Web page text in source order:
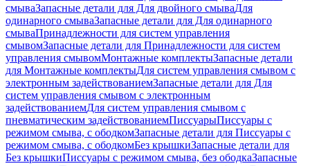
смываЗапасные детали для Для двойного смываДля
одинарного смываЗапасные детали для Для одинарного
смываПринадлежности для систем управления
смывомЗапасные детали для Принадлежности для систем
управления смывомМонтажные комплектыЗапасные детали
для Монтажные комплектыДля систем управления смывом с
электронным задействованиемЗапасные детали для Для
систем управления смывом с электронным
задействованиемДля систем управления смывом с
пневматическим задействованиемПиссуарыПиссуары с
режимом смыва, с ободкомЗапасные детали для Писсуары с
режимом смыва, с ободкомБез крышкиЗапасные детали для
Без крышкиПиссуары с режимом смыва, без ободкаЗапасные